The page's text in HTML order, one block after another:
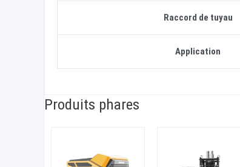
Raccord de tuyau
Application
Produits phares